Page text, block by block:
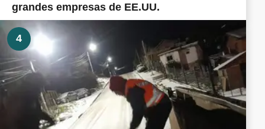
grandes empresas de EE.UU.
4